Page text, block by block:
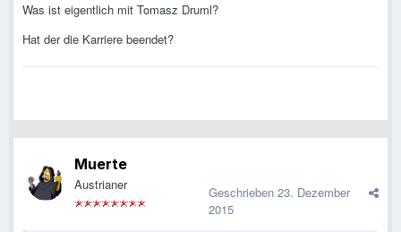
Was ist eigentlich mit Tomasz Druml?
Hat der die Karriere beendet?
Muerte
Austrianer Geschrieben 23. Dezember
2015